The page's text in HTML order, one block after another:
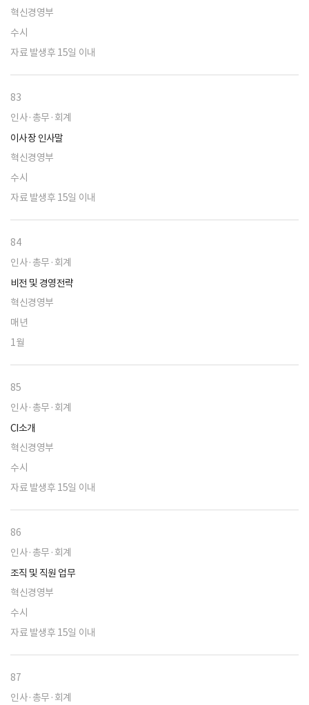
혁신경영부
수시
자료 발생후 15일 이내
83
인사·총무·회계
이사장 인사말
혁신경영부
수시
자료 발생후 15일 이내
84
인사·총무·회계
비전 및 경영전략
혁신경영부
매년
1월
85
인사·총무·회계
CI소개
혁신경영부
수시
자료 발생후 15일 이내
86
인사·총무·회계
조직 및 직원 업무
혁신경영부
수시
자료 발생후 15일 이내
87
인사·총무·회계